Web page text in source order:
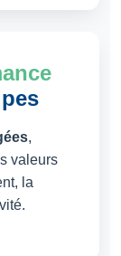
,
valeurs
la